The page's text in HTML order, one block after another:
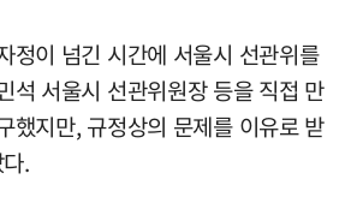
정이 넘긴 시간에 서울시 선관위를
석 서울시 선관위원장 등을 직접 만
했지만, 규정상의 문제를 이유로 받
.